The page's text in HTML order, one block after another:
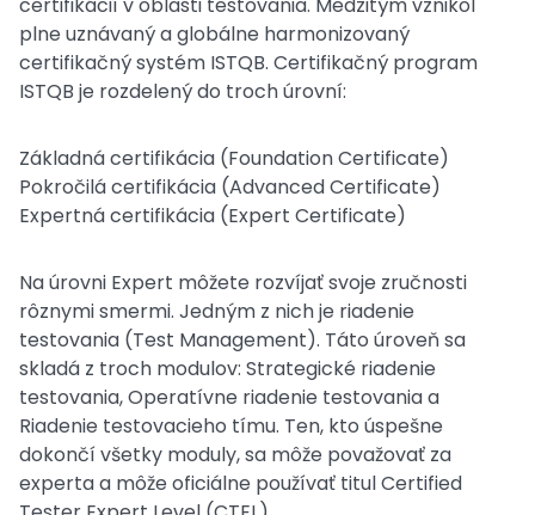
plne uznávaný a globálne harmonizovaný
certifikačný systém ISTQB. Certifikačný program
ISTQB je rozdelený do troch úrovní:
Základná certifikácia (Foundation Certificate)
Pokročilá certifikácia (Advanced Certificate)
Expertná certifikácia (Expert Certificate)
Na úrovni Expert môžete rozvíjať svoje zručnosti
rôznymi smermi. Jedným z nich je riadenie
testovania (Test Management). Táto úroveň sa
skladá z troch modulov: Strategické riadenie
testovania, Operatívne riadenie testovania a
Riadenie testovacieho tímu. Ten, kto úspešne
dokončí všetky moduly, sa môže považovať za
experta a môže oficiálne používať titul Certified